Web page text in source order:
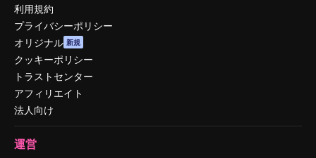
利用規約
プライバシーポリシー
オリジナル 新規
クッキーポリシー
トラストセンター
アフィリエイト
法人向け
運営